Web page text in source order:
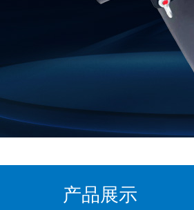
产品展示